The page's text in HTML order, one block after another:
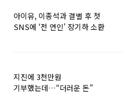
아이유, 이종석과 결별 후 첫
SNS에 ‘전 연인’ 장기하 소환
지진에 3천만원
기부했는데…“더러운 돈”